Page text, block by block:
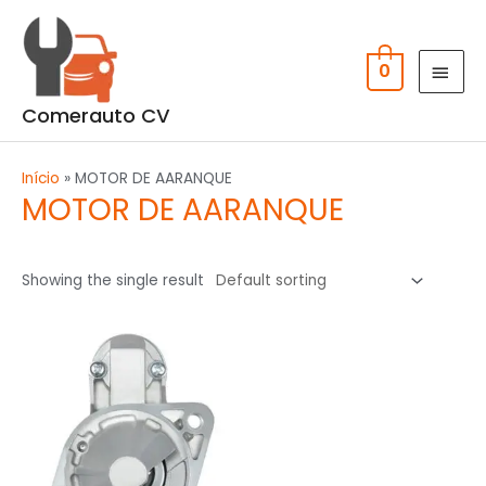
content
Comerauto CV
0
Início » MOTOR DE AARANQUE
MOTOR DE AARANQUE
Showing the single result